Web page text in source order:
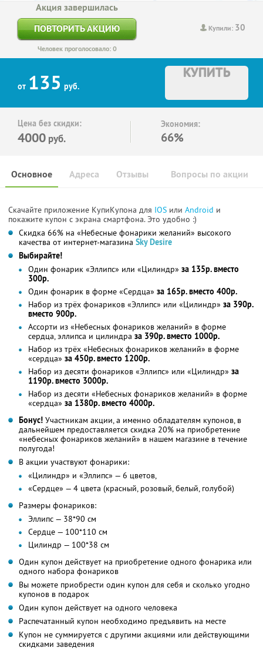
Купили: 30
Акция завершилась
ПОВТОРИТЬ АКЦИЮ
Человек проголосовало: 0
от 135 руб.
КУПИТЬ
Цена без скидки:
4000 руб.
Экономия:
66%
Основное Отзывы Вопросы по акции
Адреса
Скачайте приложение КупиКупона для IOS или Android и
покажите купон с экрана смартфона. Это удобно :)
Скидка 66% на «Небесные фонарики желаний» высокого
качества от интернет-магазина Sky Desire
Выбирайте!
Один фонарик «Эллипс» или «Цилиндр» за 135р. вместо
300р.
Один фонарик в форме «Сердца» за 165р. вместо 400р.
Набор из трёх фонариков «Эллипс» или «Цилиндр» за 390р.
вместо 900р.
Ассорти из «Небесных фонариков желаний» в форме
сердца, эллипса и цилиндра за 390р. вместо 1000р.
Набор из трёх «Небесных фонариков желаний» в форме
«сердца» за 450р. вместо 1200р.
Набор из десяти фонариков «Эллипс» или «Цилиндр» за
1190р. вместо 3000р.
Набор из десяти «Небесных фонариков желаний» в форме
«сердца» за 1380р. вместо 4000р.
Бонус! Участникам акции, а именно обладателям купонов, в
дальнейшем предоставляется скидка 20% на приобретение
«небесных фонариков желаний» в нашем магазине в течение
полугода!
В акции участвуют фонарики:
«Цилиндр» и «Эллипс» — 6 цветов,
«Сердце» — 4 цвета (красный, розовый, белый, голубой)
Размеры фонариков:
Эллипс — 38*90 см
Сердце — 100*110 см
Цилиндр — 100*38 см
Один купон действует на приобретение одного фонарика или
одного набора фонариков
Вы можете приобрести один купон для себя и сколько угодно
купонов в подарок
Один купон действует на одного человека
Распечатанный купон необходимо предъявить на месте
Купон не суммируется с другими акциями или действующими
скидками заведения